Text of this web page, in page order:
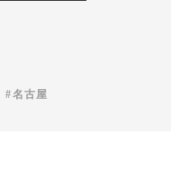
名古屋